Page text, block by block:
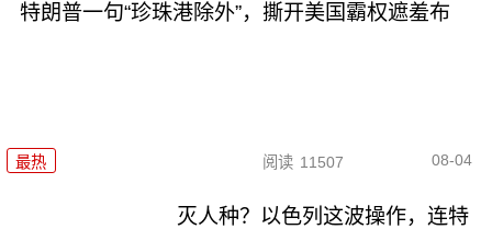
特朗普一句“珍珠港除外”，撕开美国霸权遮羞布
最热 阅读 11507 08-04
灭人种？以色列这波操作，连特